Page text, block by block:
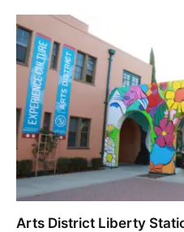
Arts District Liberty